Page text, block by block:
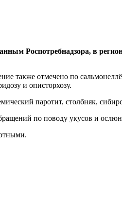
Роспотребнадзора, в
также отмечено по
и описторхозу.
паротит, столбняк,
по поводу укусов и